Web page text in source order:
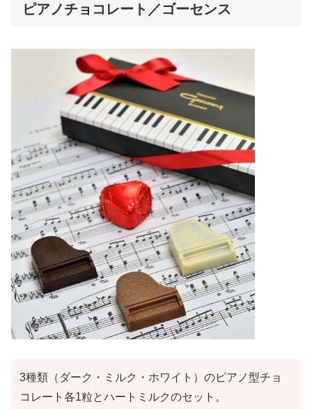
ピアノチョコレート／ゴーセンス
3種類（ダーク・ミルク・ホワイト）のピアノ型チョ
コレート各1粒とハートミルクのセット。